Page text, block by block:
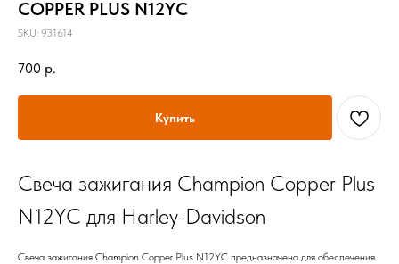
COPPER PLUS N12YC
SKU: 931614
700 р.
Купить
Свеча зажигания Champion Copper Plus
N12YC для Harley-Davidson
Свеча зажигания Champion Copper Plus N12YC предназначена для обеспечения